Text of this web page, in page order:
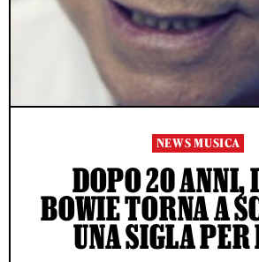
NEWS MUSICA
DOPO 20 ANNI,
BOWIE TORNA A
UNA SIGLA